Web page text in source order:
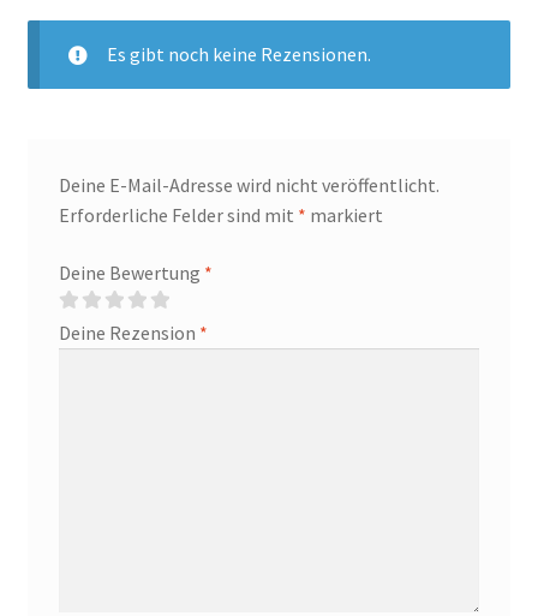
Es gibt noch keine Rezensionen.
Deine E-Mail-Adresse wird nicht veröffentlicht.
Erforderliche Felder sind mit * markiert
Deine Bewertung *
Deine Rezension *